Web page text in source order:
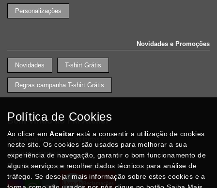
Personalizações
Novidades e Promoções
Novidades T-shirt Grátis
Regras campanha T-shirt Grátis
Bem-vindo ao FM Atelier
para a sua empresa!
Partilhe com os seus amigo
Política de Cookies
Ao clicar emAceitarestá a consentir a utilização de cookies
neste site. Os cookies são usados para melhorar a sua
experiência de navegação, garantir o bom funcionamento de
alguns serviços e recolher dados técnicos para análise de
tráfego. Se desejar mais informação sobre estes cookies e a